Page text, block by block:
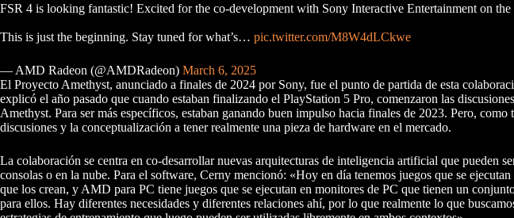
FSR 4 is looking fantastic! Excited for the co-development with Sony Interactive Entertainment on the
This is just the beginning. Stay tuned for what’s… pic.twitter.com/M8W4dLCkwe
— AMD Radeon (@AMDRadeon) March 6, 2025
El Proyecto Amethyst, anunciado a finales de 2024 por Sony, fue el punto de partida de esta
explicó el año pasado que cuando estaban finalizando el PlayStation 5 Pro, comenzaron las
Amethyst. Para ser más específicos, estaban ganando buen impulso hacia finales de 2023. Pero,
discusiones y la conceptualización a tener realmente una pieza de hardware en el mercado.
La colaboración se centra en co-desarrollar nuevas arquitecturas de inteligencia artificial que pueden
consolas o en la nube. Para el software, Cerny mencionó: «Hoy en día tenemos juegos que se
que los crean, y AMD para PC tiene juegos que se ejecutan en monitores de PC que tienen un
para ellos. Hay diferentes necesidades y diferentes relaciones ahí, por lo que realmente lo que